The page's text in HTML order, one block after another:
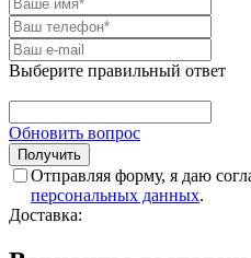
Выберите правильный ответ
Обновить вопрос
Отправляя форму, я даю
персональных данных.
Доставка: